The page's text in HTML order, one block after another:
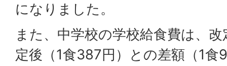
になりました。
また、中学校の学校給食費は、
定後（1食387円）との差額（1